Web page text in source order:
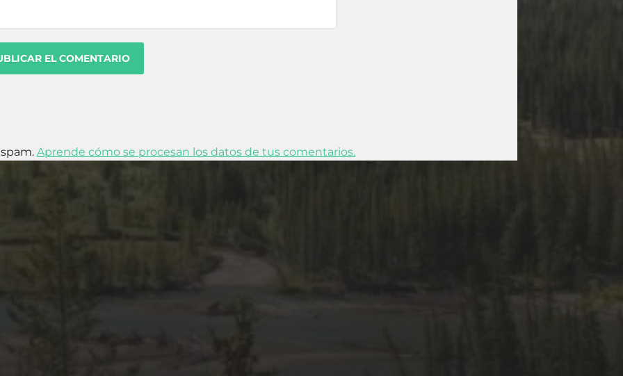
Aprende cómo se procesan los datos de tus comentarios.